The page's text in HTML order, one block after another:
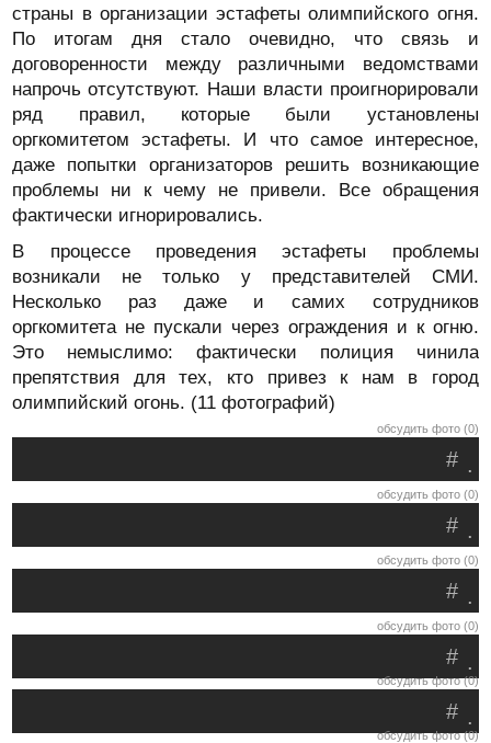
страны в организации эстафеты олимпийского огня.
По итогам дня стало очевидно, что связь и
договоренности между различными ведомствами
напрочь отсутствуют. Наши власти проигнорировали
ряд правил, которые были установлены
оргкомитетом эстафеты. И что самое интересное,
даже попытки организаторов решить возникающие
проблемы ни к чему не привели. Все обращения
фактически игнорировались.
В процессе проведения эстафеты проблемы
возникали не только у представителей СМИ.
Несколько раз даже и самих сотрудников
оргкомитета не пускали через ограждения и к огню.
Это немыслимо: фактически полиция чинила
препятствия для тех, кто привез к нам в город
олимпийский огонь. (11 фотографий)
обсудить фото (0)
.
#
обсудить фото (0)
.
#
обсудить фото (0)
.
#
обсудить фото (0)
.
#
обсудить фото (0)
.
#
обсудить фото (0)